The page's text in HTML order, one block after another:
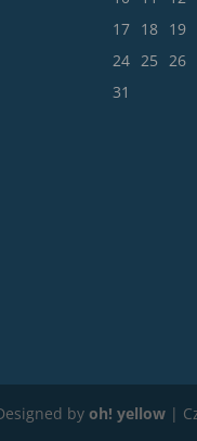
17
18 19
24
25 26
31
byoh! yellow |